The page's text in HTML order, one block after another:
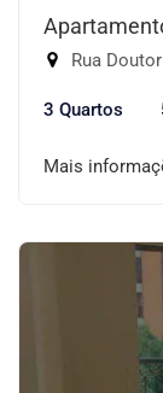
Rua Doutor
3 Quartos
Mais